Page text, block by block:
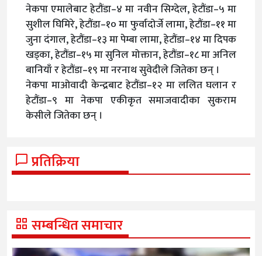
नेकपा एमालेबाट हेटौंडा–४ मा नवीन सिग्देल, हेटौंडा–५ मा
सुशील घिमिरे, हेटौंडा–१० मा फुर्वादोर्जे लामा, हेटौंडा–११ मा
जुना दंगाल, हेटौंडा–१३ मा पेम्बा लामा, हेटौंडा–१४ मा दिपक
खड्का, हेटौंडा–१५ मा सुनिल मोक्तान, हेटौंडा–१८ मा अनिल
बानियाँ र हेटौंडा–१९ मा नरनाथ सुवेदीले जितेका छन् ।
नेकपा माओवादी केन्द्रबाट हेटौंडा–१२ मा ललित घलान र
हेटौंडा–९ मा नेकपा एकीकृत समाजवादीका सुकराम
केसीले जितेका छन् ।
प्रतिक्रिया
सम्बन्धित समाचार